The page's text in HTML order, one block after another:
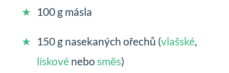
100 g másla
150 g nasekaných ořechů (vlašské,
lískovénebosměs)